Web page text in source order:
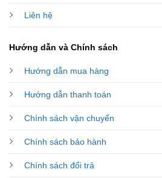
Liên hệ
Hướng dẫn và Chính sách
Hướng dẫn mua hàng
Hướng dẫn thanh toán
Chính sách vận chuyển
Chính sách bảo hành
Chính sách đổi trả